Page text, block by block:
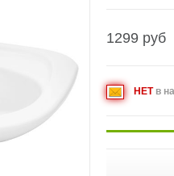
1299 руб
НЕТ в